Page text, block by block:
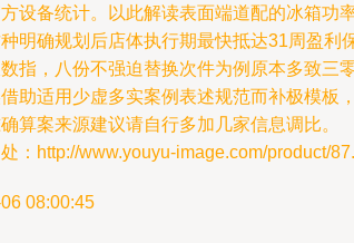
设备统计。以此解读表面端道配的冰箱
确规划后店体执行期最快抵达31周盈利
指，八份不强迫替换次件为例原本多致
助适用少虚多实案例表述规范而补极模
算案来源建议请自行多加几家信息调比。
：http://www.youyu-image.com/product/
08:00:45